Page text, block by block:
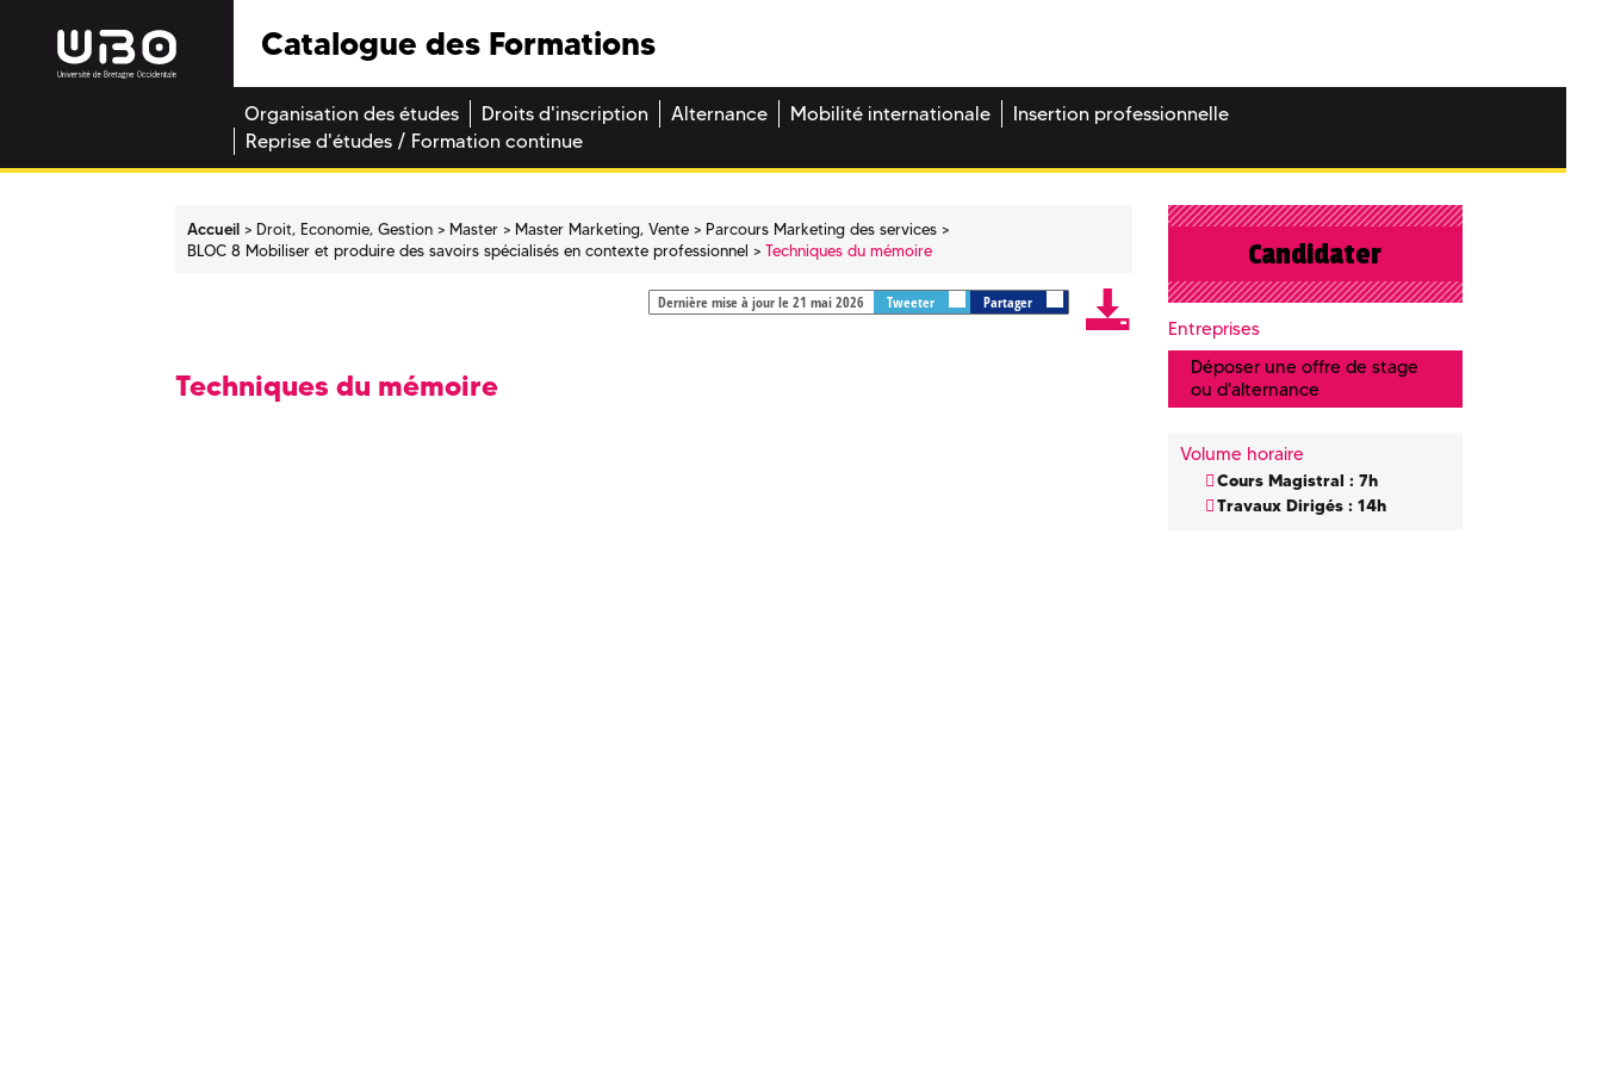
Catalogue des Formations
Organisation des études Droits d'inscription Alternance Mobilité internationale
Insertion professionnelle
Reprise d'études / Formation continue
Accueil Droit, Economie, Gestion Master Master Marketing, Vente
Parcours Marketing des services
BLOC 8 Mobiliser et produire des savoirs spécialisés en contexte professionnel
Techniques du mémoire
Dernière mise à jour le 21 mai 2026 Tweeter Partager
Techniques du mémoire
Candidater
Entreprises
Déposer une offre de stage
ou d'alternance
Volume horaire
Cours Magistral : 7h
Travaux Dirigés : 14h